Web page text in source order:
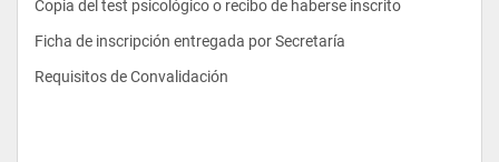
Periodista en prensa, radio y televisión.
Comunicador organizacional para manejar la comunicación
interna y externa de una empresa u organismo público o
privado.Guionista o libretista.
Copia del test psicológico o recibo de haberse inscrito
Ficha de inscripción entregada por Secretaría
Requisitos de Convalidación